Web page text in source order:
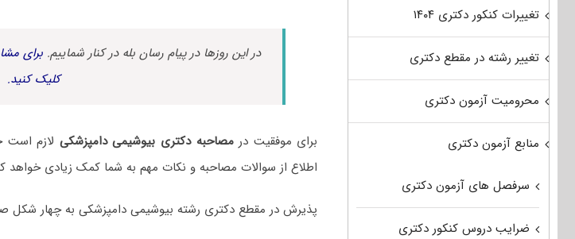
در این روزها در پیام رسان بله در کنار شماییم. برای
کلیک کنید.
برای موفقیت درمصاحبه دکتری بیوشیمی دامپزشکی لازم است
اطلاع از سوالات مصاحبه و نکات مهم به شما کمک زیادی خواهد
پذیرش در مقطع دکتری رشته بیوشیمی دامپزشکی به چهار شکل
تغییرات کنکور دکتری ۱۴۰۴
تغییر رشته در مقطع دکتری
محرومیت آزمون دکتری
منابع آزمون دکتری
سرفصل های آزمون دکتری
ضرایب دروس کنکور دکتری